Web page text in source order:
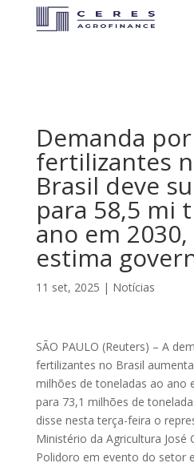
Demanda por
fertilizantes
Brasil deve
para 58,5 mi
ano em 2030,
estima
11 set, 2025 | Notícias
SÃO PAULO (Reuters) – A
fertilizantes no Brasil
milhões de toneladas ao ano
para 73,1 milhões de
disse nesta terça-feira o
Ministério da Agricultura José
Polidoro em evento do setor